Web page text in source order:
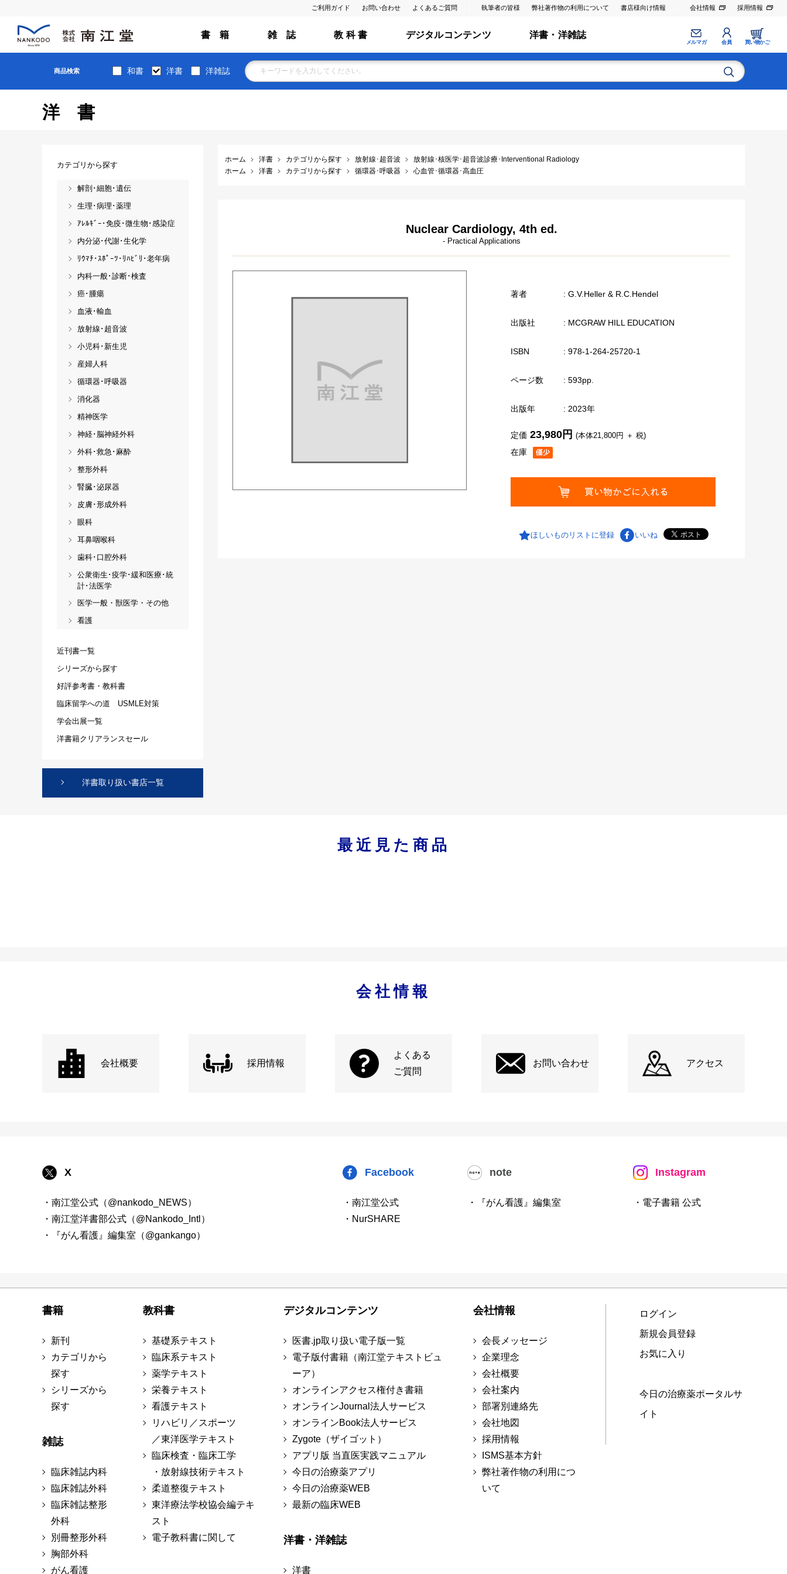
ご利用ガイド お問い合わせ よくあるご質問 執筆者の皆様 弊社著作物の利用について 書店様向け情報 会社情報 採用情報
書 籍 雑 誌 教 科 書 デジタルコンテンツ 洋書・洋雑誌
メルマガ 会員 買い物かご
商品検索 和書 洋書 洋雑誌
洋書
ホーム 洋書 カテゴリから探す 放射線･超音波
放射線･核医学･超音波診療･Interventional Radiology
ホーム
洋書 カテゴリから探す 循環器･呼吸器 心血管･循環器･高血圧
Nuclear Cardiology, 4th ed.
- Practical Applications
著者 : G.V.Heller & R.C.Hendel
出版社 : MCGRAW HILL EDUCATION
ISBN : 978-1-264-25720-1
ページ数 : 593pp.
出版年 : 2023年
在庫
定価 23,980円 (本体21,800円 ＋ 税)
ほしいものリストに登録 いいね
カテゴリから探す
解剖･細胞･遺伝
生理･病理･薬理
ｱﾚﾙｷﾞｰ･免疫･微生物･感染症
内分泌･代謝･生化学
ﾘｳﾏﾁ･ｽﾎﾟｰﾂ･ﾘﾊﾋﾞﾘ･老年病
内科一般･診断･検査
癌･腫瘍
血液･輸血
放射線･超音波
小児科･新生児
産婦人科
循環器･呼吸器
消化器
精神医学
神経･脳神経外科
外科･救急･麻酔
整形外科
腎臓･泌尿器
皮膚･形成外科
眼科
耳鼻咽喉科
歯科･口腔外科
公衆衛生･疫学･緩和医療･統
計･法医学
医学一般・獣医学・その他
看護
近刊書一覧
シリーズから探す
好評参考書・教科書
臨床留学への道 USMLE対策
学会出展一覧
洋書籍クリアランスセール
洋書取り扱い書店一覧
最近見た商品
会社情報
会社概要 採用情報
よくある
ご質問
お問い合わせ アクセス
X
・南江堂公式（@nankodo_NEWS）
・南江堂洋書部公式（@Nankodo_Intl）
・『がん看護』編集室（@gankango）
Facebook
・南江堂公式
・NurSHARE
note
・『がん看護』編集室
Instagram
・電子書籍 公式
書籍
新刊
カテゴリから
探す
シリーズから
探す
雑誌
臨床雑誌内科
臨床雑誌外科
臨床雑誌整形
外科
別冊整形外科
胸部外科
がん看護
教科書
基礎系テキスト
臨床系テキスト
薬学テキスト
栄養テキスト
看護テキスト
リハビリ／スポーツ
／東洋医学テキスト
臨床検査・臨床工学
・放射線技術テキスト
柔道整復テキスト
東洋療法学校協会編テキ
スト
電子教科書に関して
デジタルコンテンツ
医書.jp取り扱い電子版一覧
電子版付書籍（南江堂テキストビュ
ーア）
オンラインアクセス権付き書籍
オンラインJournal法人サービス
オンラインBook法人サービス
Zygote（ザイゴット）
アプリ版 当直医実践マニュアル
今日の治療薬アプリ
今日の治療薬WEB
最新の臨床WEB
洋書・洋雑誌
洋書
会社情報
会長メッセージ
企業理念
会社概要
会社案内
部署別連絡先
会社地図
採用情報
ISMS基本方針
弊社著作物の利用につ
いて
ログイン
新規会員登録
お気に入り
今日の治療薬ポータルサ
イト